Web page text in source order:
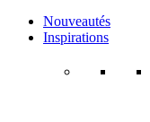
Nouveautés
Inspirations